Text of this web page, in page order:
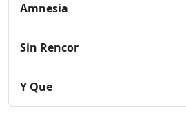
Amnesia
Sin Rencor
Y Que